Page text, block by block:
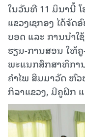
ໃນວັນທີ 11 ມິນານີ້
ແຂວງເຊກອງ ໄດ້ຈັ
ບອດ ແລະ ການນຳໃ
ຮຽນ-ການສອນ ໃຫ້
ພະແນກສຶກສາທິກາ
ຄຳໄພ ສິມມາວັດ ຫົ
ກິລາແຂວງ, ມີຄູຝຶກ